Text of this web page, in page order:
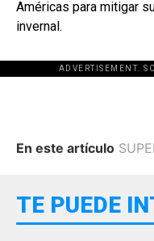
Américas para mitigar
invernal.
ADVERTISEMENT.
En este artículo
TE PUEDE